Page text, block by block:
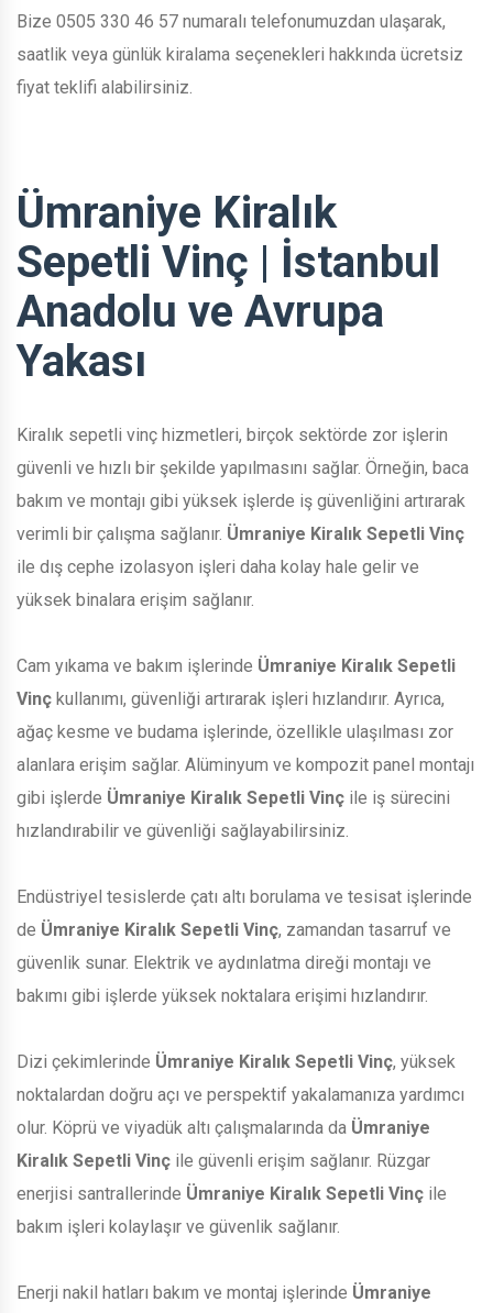
Bize 0505 330 46 57 numaralı telefonumuzdan ulaşarak,
saatlik veya günlük kiralama seçenekleri hakkında ücretsiz
fiyat teklifi alabilirsiniz.
Ümraniye Kiralık
Sepetli Vinç | İstanbul
Anadolu ve Avrupa
Yakası
Kiralık sepetli vinç hizmetleri, birçok sektörde zor işlerin
güvenli ve hızlı bir şekilde yapılmasını sağlar. Örneğin, baca
bakım ve montajı gibi yüksek işlerde iş güvenliğini artırarak
verimli bir çalışma sağlanır. Ümraniye Kiralık Sepetli Vinç
ile dış cephe izolasyon işleri daha kolay hale gelir ve
yüksek binalara erişim sağlanır.
Cam yıkama ve bakım işlerinde Ümraniye Kiralık Sepetli
Vinç kullanımı, güvenliği artırarak işleri hızlandırır. Ayrıca,
ağaç kesme ve budama işlerinde, özellikle ulaşılması zor
alanlara erişim sağlar. Alüminyum ve kompozit panel montajı
gibi işlerde Ümraniye Kiralık Sepetli Vinç ile iş sürecini
hızlandırabilir ve güvenliği sağlayabilirsiniz.
Endüstriyel tesislerde çatı altı borulama ve tesisat işlerinde
de Ümraniye Kiralık Sepetli Vinç, zamandan tasarruf ve
güvenlik sunar. Elektrik ve aydınlatma direği montajı ve
bakımı gibi işlerde yüksek noktalara erişimi hızlandırır.
Dizi çekimlerinde Ümraniye Kiralık Sepetli Vinç, yüksek
noktalardan doğru açı ve perspektif yakalamanıza yardımcı
olur. Köprü ve viyadük altı çalışmalarında da Ümraniye
Kiralık Sepetli Vinç ile güvenli erişim sağlanır. Rüzgar
enerjisi santrallerinde Ümraniye Kiralık Sepetli Vinç ile
bakım işleri kolaylaşır ve güvenlik sağlanır.
Enerji nakil hatları bakım ve montaj işlerinde Ümraniye